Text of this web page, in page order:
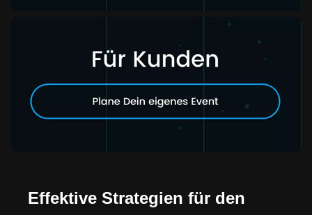
Effektive Strategien für den